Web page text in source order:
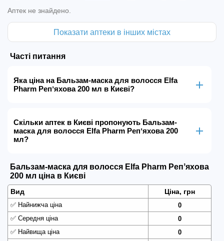
Аптек не знайдено.
Показати аптеки в інших містах
Часті питання
Яка ціна на Бальзам-маска для волосся Elfa
Pharm Репʼяхова 200 мл в Києві?
Скільки аптек в Києві пропонують Бальзам-
маска для волосся Elfa Pharm Репʼяхова 200
мл?
Бальзам-маска для волосся Elfa Pharm Репʼяхова
200 мл ціна в Києві
Вид Ціна, грн
✅ Найнижча ціна
0
✅ Середня ціна
0
✅ Найвища ціна
0